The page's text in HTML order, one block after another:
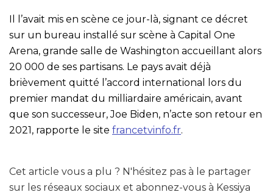
Il l’avait mis en scène ce jour-là, signant ce décret
sur un bureau installé sur scène à Capital One
Arena, grande salle de Washington accueillant alors
20 000 de ses partisans. Le pays avait déjà
brièvement quitté l’accord international lors du
premier mandat du milliardaire américain, avant
que son successeur, Joe Biden, n’acte son retour en
2021, rapporte le site francetvinfo.fr.
Cet article vous a plu ? N'hésitez pas à le partager
sur les réseaux sociaux et abonnez-vous à Kessiya